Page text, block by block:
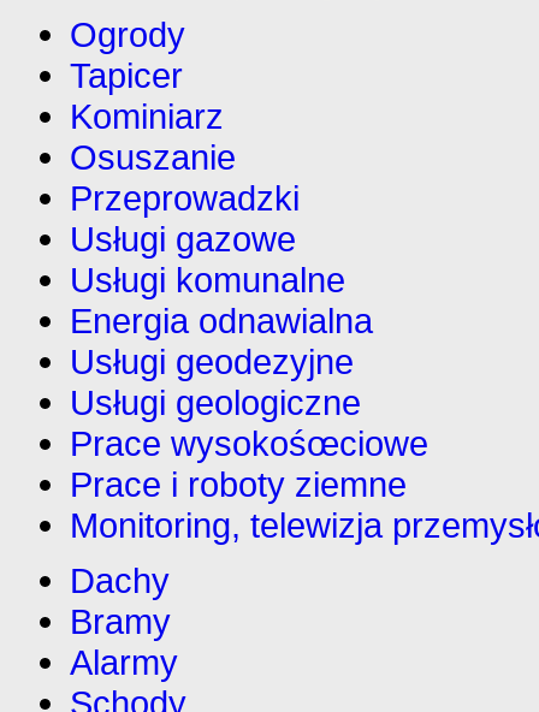
Ogrody
Tapicer
Kominiarz
Osuszanie
Przeprowadzki
Usługi gazowe
Usługi komunalne
Energia odnawialna
Usługi geodezyjne
Usługi geologiczne
Prace wysokośœciowe
Prace i roboty ziemne
Monitoring, telewizja
Dachy
Bramy
Alarmy
Schody